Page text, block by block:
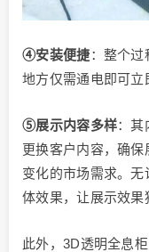
④安装便捷：整个过
地方仅需通电即可立
⑤展示内容多样：其
更换客户内容，确
变化的市场需求。
体效果，让展示效果
此外，3D透明全息